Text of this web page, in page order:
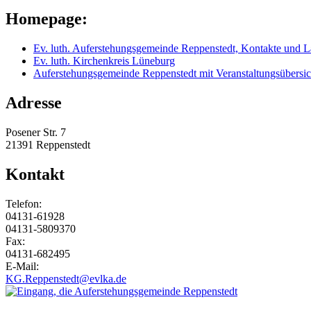
Homepage:
Ev. luth. Auferstehungsgemeinde Reppenstedt, Kontakte und
Ev. luth. Kirchenkreis Lüneburg
Auferstehungsgemeinde Reppenstedt mit
Adresse
Posener Str. 7
21391 Reppenstedt
Kontakt
Telefon:
04131-61928
04131-5809370
Fax:
04131-682495
E-Mail:
KG.Reppenstedt@evlka.de